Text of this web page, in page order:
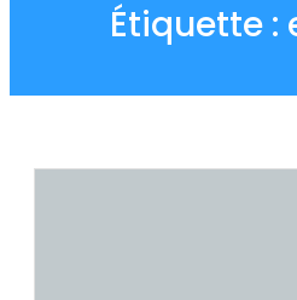
Étiquette :